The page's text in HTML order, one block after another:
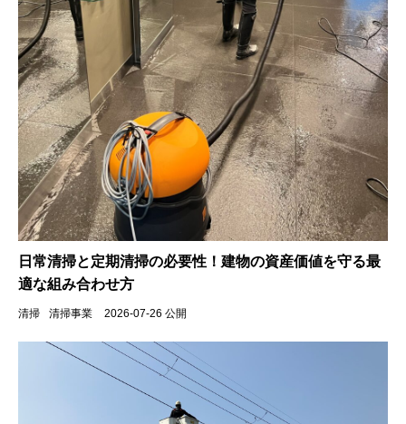
日常清掃と定期清掃の必要性！建物の資産価値を守る最
適な組み合わせ方
清掃 清掃事業 2026-07-26 公開